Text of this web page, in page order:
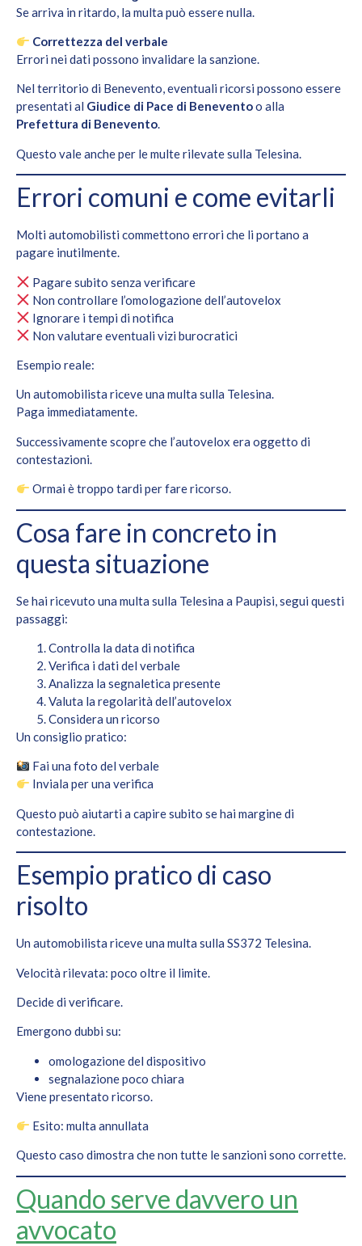
Se arriva in ritardo, la multa può essere nulla.
Correttezza del verbale
Errori nei dati possono invalidare la sanzione.
Nel territorio di Benevento, eventuali ricorsi possono essere
presentati al Giudice di Pace di Beneventoo alla
Prefettura di Benevento.
Questo vale anche per le multe rilevate sulla Telesina.
Errori comuni e come evitarli
Molti automobilisti commettono errori che li portano a
pagare inutilmente.
Pagare subito senza verificare
Non controllare l’omologazione dell’autovelox
Ignorare i tempi di notifica
Non valutare eventuali vizi burocratici
Esempio reale:
Un automobilista riceve una multa sulla Telesina.
Paga immediatamente.
Successivamente scopre che l’autovelox era oggetto di
contestazioni.
Ormai è troppo tardi per fare ricorso.
Cosa fare in concreto in
questa situazione
Se hai ricevuto una multa sulla Telesina a Paupisi, segui questi
passaggi:
Controlla la data di notifica
Verifica i dati del verbale
Analizza la segnaletica presente
Valuta la regolarità dell’autovelox
Considera un ricorso
Un consiglio pratico:
Fai una foto del verbale
Inviala per una verifica
Questo può aiutarti a capire subito se hai margine di
contestazione.
Esempio pratico di caso
risolto
Un automobilista riceve una multa sulla SS372 Telesina.
Velocità rilevata: poco oltre il limite.
Decide di verificare.
Emergono dubbi su:
omologazione del dispositivo
segnalazione poco chiara
Viene presentato ricorso.
Esito: multa annullata
Questo caso dimostra che non tutte le sanzioni sono corrette.
Quando serve davvero un
avvocato